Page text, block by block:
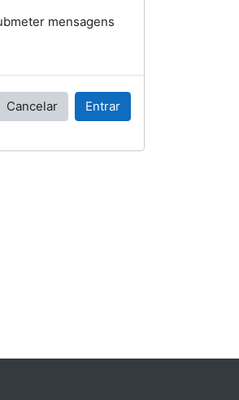
mensagens
Cancelar Entrar